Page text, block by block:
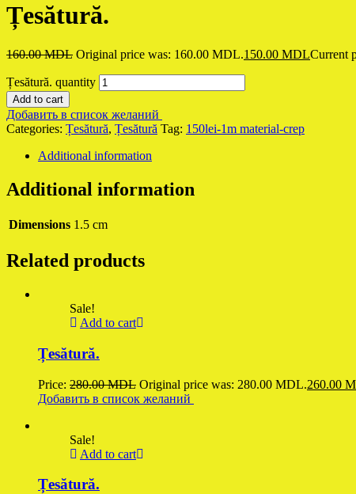
Țesătură.
160.00MDL Original price was: 160.00 MDL.150.00 MDLCurrent
Țesătură. quantity
Add to cart
Добавить в список желаний
Categories: Țesătură, Țesătură Tag: 150lei-1m material-crep
Additional information
Additional information
Dimensions 1.5 cm
Related products
Sale!
Add to cart
Țesătură.
Price: 280.00MDL Original price was: 280.00 MDL.260.00
Добавить в список желаний
Sale!
Add to cart
Țesătură.